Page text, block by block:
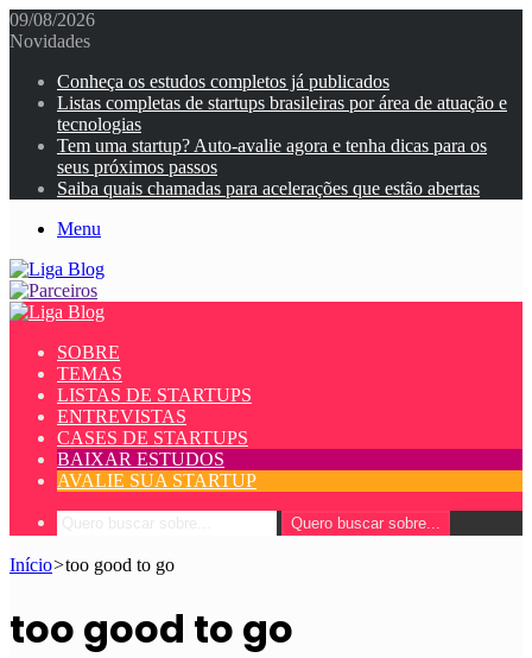
09/08/2026
Novidades
Conheça os estudos completos já publicados
Listas completas de startups brasileiras por área de atuação e
tecnologias
Tem uma startup? Auto-avalie agora e tenha dicas para os
seus próximos passos
Saiba quais chamadas para acelerações que estão abertas
Menu
SOBRE
TEMAS
LISTAS DE STARTUPS
ENTREVISTAS
CASES DE STARTUPS
BAIXAR ESTUDOS
AVALIE SUA STARTUP
Quero buscar sobre...
Início>too good to go
too good to go